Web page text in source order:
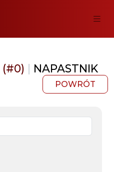
(#0) | NAPASTNIK
POWRÓT